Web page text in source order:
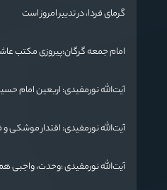
گرمای فردا، در تدبیر امروز است
امام جمعه گرگان:پیروزی مکتب
آیت‌الله نورمفیدی: اربعین امام
دارد
آیت‌الله نورمفیدی: اقتدار
آیت‌الله نورمفیدی :وحدت، واجبی